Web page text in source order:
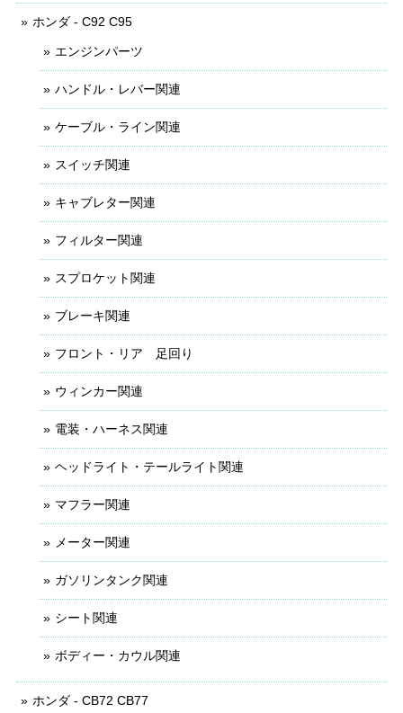
ホンダ - C92 C95
エンジンパーツ
ハンドル・レバー関連
ケーブル・ライン関連
スイッチ関連
キャブレター関連
フィルター関連
スプロケット関連
ブレーキ関連
フロント・リア 足回り
ウィンカー関連
電装・ハーネス関連
ヘッドライト・テールライト関連
マフラー関連
メーター関連
ガソリンタンク関連
シート関連
ボディー・カウル関連
ホンダ - CB72 CB77